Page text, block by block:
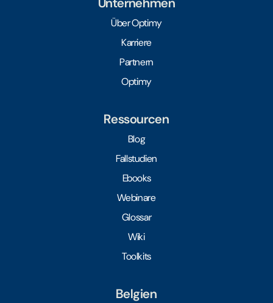
Über Optimy
Karriere
Partnern
Optimy
Ressourcen
Blog
Fallstudien
Ebooks
Webinare
Glossar
Wiki
Toolkits
Belgien